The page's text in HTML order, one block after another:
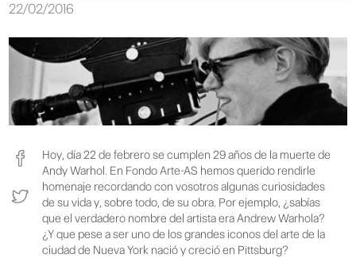
22/02/2016
Hoy, día 22 de febrero se cumplen 29 años de la muerte de
Andy Warhol. En Fondo Arte-AS hemos querido rendirle
homenaje recordando con vosotros algunas curiosidades
de su vida y, sobre todo, de su obra. Por ejemplo, ¿sabías
que el verdadero nombre del artista era Andrew Warhola?
¿Y que pese a ser uno de los grandes iconos del arte de la
ciudad de Nueva York nació y creció en Pittsburg?